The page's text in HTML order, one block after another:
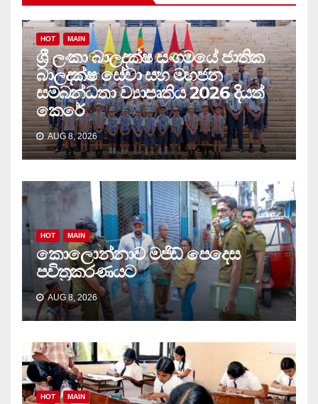
HOT MAIN
ශ්‍රී ලංකා බාලදක්ෂ සංගමයේ ජාතික
බාලදක්ෂ සේවා සහ මහජන
සම්බන්ධතා ව්‍යාපෘතිය 2026 දියත්
කෙරේ
AUG 8, 2026
HOT MAIN
කොලොන්නාව මජිඩ් පෙදෙස
පවිත්‍රකරණයට
AUG 8, 2026
HOT MAIN